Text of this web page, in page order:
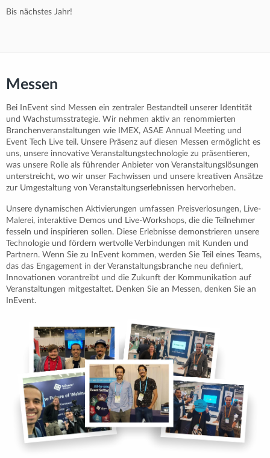
Bis nächstes Jahr!
Messen
Bei InEvent sind Messen ein zentraler Bestandteil unserer Identität
und Wachstumsstrategie. Wir nehmen aktiv an renommierten
Branchenveranstaltungen wie IMEX, ASAE Annual Meeting und
Event Tech Live teil. Unsere Präsenz auf diesen Messen ermöglicht es
uns, unsere innovative Veranstaltungstechnologie zu präsentieren,
was unsere Rolle als führender Anbieter von Veranstaltungslösungen
unterstreicht, wo wir unser Fachwissen und unsere kreativen Ansätze
zur Umgestaltung von Veranstaltungserlebnissen hervorheben.
Unsere dynamischen Aktivierungen umfassen Preisverlosungen, Live-
Malerei, interaktive Demos und Live-Workshops, die die Teilnehmer
fesseln und inspirieren sollen. Diese Erlebnisse demonstrieren unsere
Technologie und fördern wertvolle Verbindungen mit Kunden und
Partnern. Wenn Sie zu InEvent kommen, werden Sie Teil eines Teams,
das das Engagement in der Veranstaltungsbranche neu definiert,
Innovationen vorantreibt und die Zukunft der Kommunikation auf
Veranstaltungen mitgestaltet. Denken Sie an Messen, denken Sie an
InEvent.